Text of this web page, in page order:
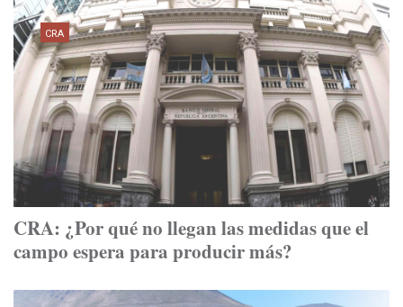
CRA
CRA: ¿Por qué no llegan las medidas que el
campo espera para producir más?